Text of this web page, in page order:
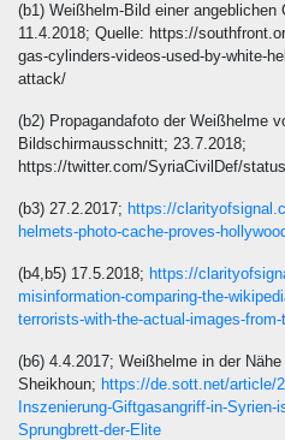
(b1) Weißhelm-Bild einer angeblichen
11.4.2018; Quelle: https://
gas-cylinders-videos-used-by-white-
attack/
(b2) Propagandafoto der Weißhelme
Bildschirmausschnitt; 23.7.2018;
https://twitter.com/SyriaCivilDef/
(b3) 27.2.2017; https://
helmets-photo-cache-proves-
(b4,b5) 17.5.2018; https://
misinformation-comparing-the-
terrorists-with-the-actual-images-
(b6) 4.4.2017; Weißhelme in der
Sheikhoun; https://de.sott.net/article/
Inszenierung-Giftgasangriff-in-Syrien-
Sprungbrett-der-Elite